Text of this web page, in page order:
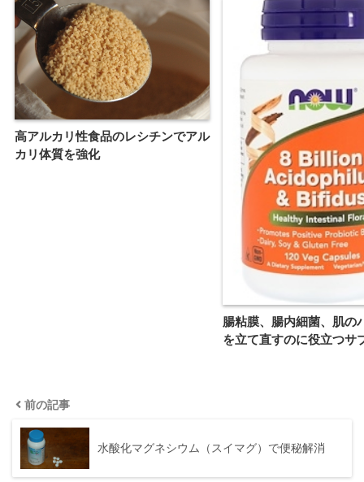
高アルカリ性食品のレシチンでアル
カリ体質を強化
腸粘膜、腸内細菌、肌の
を立て直すのに役立つサ
前の記事
水酸化マグネシウム（スイマグ）で便秘解消